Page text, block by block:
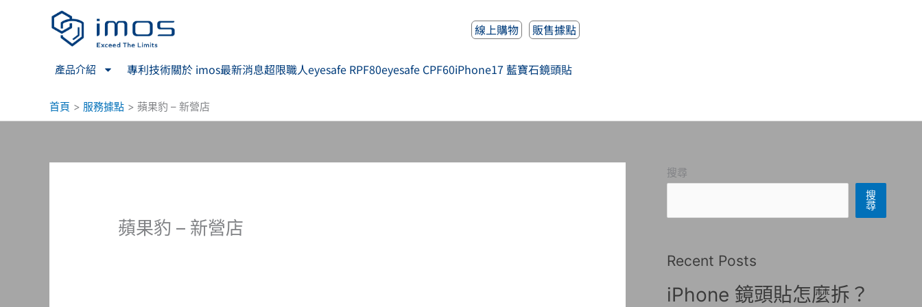
線上購物 販售據點
產品介紹 專利技術關於 imos最新消息超限職人eyesafe RPF80eyesafe CPF60iPhone17 藍寶石鏡頭貼
首頁 服務據點 蘋果豹 – 新營店
蘋果豹 – 新營店
搜尋
搜
尋
Recent Posts
iPhone 鏡頭貼怎麼拆？